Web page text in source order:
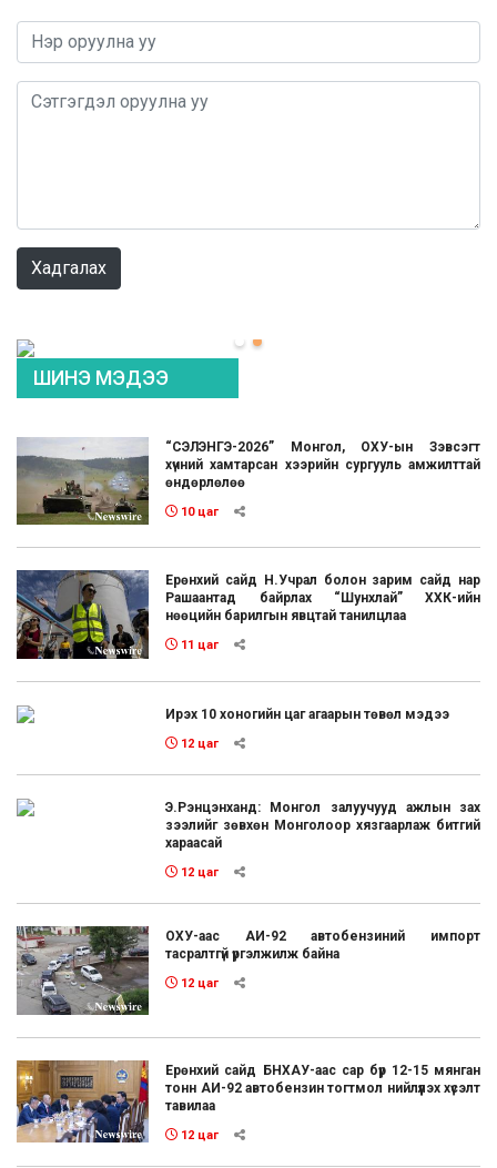
Хадгалах
ШИНЭ МЭДЭЭ
“СЭЛЭНГЭ-2026” Монгол, ОХУ-ын Зэвсэгт
хүчний хамтарсан хээрийн сургууль амжилттай
өндөрлөлөө
10 цаг
Ерөнхий сайд Н.Учрал болон зарим сайд нар
Рашаантад байрлах “Шунхлай” ХХК-ийн
нөөцийн барилгын явцтай танилцлаа
11 цаг
Ирэх 10 хоногийн цаг агаарын төвөл мэдээ
12 цаг
Э.Рэнцэнханд: Монгол залуучууд ажлын зах
зээлийг зөвхөн Монголоор хязгаарлаж битгий
хараасай
12 цаг
ОХУ-аас АИ-92 автобензиний импорт
тасралтгүй үргэлжилж байна
12 цаг
Ерөнхий сайд БНХАУ-аас сар бүр 12-15 мянган
тонн АИ-92 автобензин тогтмол нийлүүлэх хүсэлт
тавилаа
12 цаг